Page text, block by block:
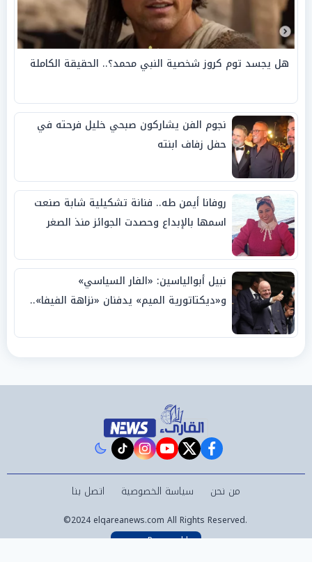
هل يجسد توم كروز شخصية النبي محمد؟.. الحقيقة الكاملة
نجوم الفن يشاركون صبحي خليل فرحته في
حفل زفاف ابنته
روفانا أيمن طه.. فنانة تشكيلية شابة صنعت
اسمها بالإبداع وحصدت الجوائز منذ الصغر
نبيل أبوالياسين: «الفار السياسي»
و«ديكتاتورية الميم» يدفنان «نزاهة الفيفا»..
facebook
twitter
youtube
instagram
tiktok
من نحن سياسة الخصوصية اتصل بنا
©2024 elqareanews.com All Rights Reserved.
Powered by